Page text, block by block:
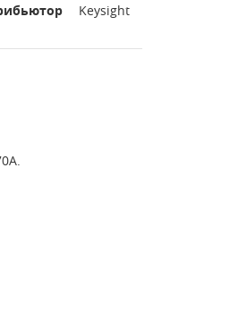
Keysight